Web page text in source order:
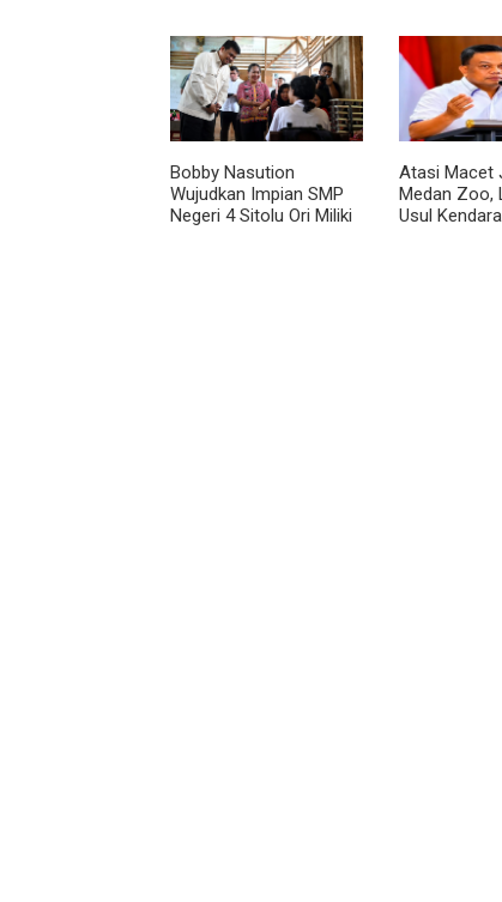
Helvetia, Minta Otopsi
Ulang
Percepat
Bobby Nasution
Wujudkan Impian SMP
Negeri 4 Sitolu Ori Miliki
Atasi Macet
Medan Zoo,
Usul